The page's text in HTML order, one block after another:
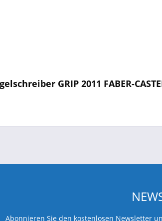
GRIP 2011 FABER-
Abonnieren Sie den kostenlosen Newsletter